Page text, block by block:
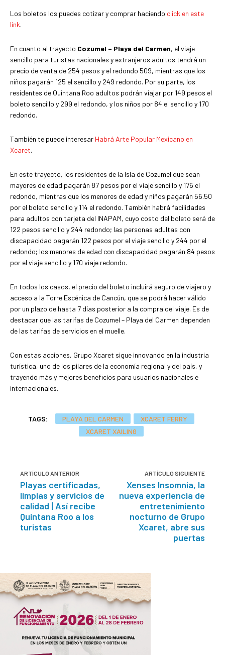
Los boletos los puedes cotizar y comprar haciendo click en este
link.
En cuanto al trayecto Cozumel – Playa del Carmen, el viaje
sencillo para turistas nacionales y extranjeros adultos tendrá un
precio de venta de 254 pesos y el redondo 509, mientras que los
niños pagarán 125 el sencillo y 249 redondo. Por su parte, los
residentes de Quintana Roo adultos podrán viajar por 149 pesos el
boleto sencillo y 299 el redondo, y los niños por 84 el sencillo y 170
redondo.
También te puede interesar Habrá Arte Popular Mexicano en
Xcaret.
En este trayecto, los residentes de la Isla de Cozumel que sean
mayores de edad pagarán 87 pesos por el viaje sencillo y 176 el
redondo, mientras que los menores de edad y niños pagarán 56.50
por el boleto sencillo y 114 el redondo. También habrá facilidades
para adultos con tarjeta del INAPAM, cuyo costo del boleto será de
122 pesos sencillo y 244 redondo; las personas adultas con
discapacidad pagarán 122 pesos por el viaje sencillo y 244 por el
redondo; los menores de edad con discapacidad pagarán 84 pesos
por el viaje sencillo y 170 viaje redondo.
En todos los casos, el precio del boleto incluirá seguro de viajero y
acceso a la Torre Escénica de Cancún, que se podrá hacer válido
por un plazo de hasta 7 días posterior a la compra del viaje. Es de
destacar que las tarifas de Cozumel – Playa del Carmen dependen
de las tarifas de servicios en el muelle.
Con estas acciones, Grupo Xcaret sigue innovando en la industria
turística, uno de los pilares de la economía regional y del país, y
trayendo más y mejores beneficios para usuarios nacionales e
internacionales.
TAGS: PLAYA DEL CARMEN
XCARET FERRY
XCARET XAILING
ARTÍCULO ANTERIOR
Playas certificadas,
limpias y servicios de
calidad | Así recibe
Quintana Roo a los
turistas
ARTÍCULO SIGUIENTE
Xenses Insomnia, la
nueva experiencia de
entretenimiento
nocturno de Grupo
Xcaret, abre sus
puertas